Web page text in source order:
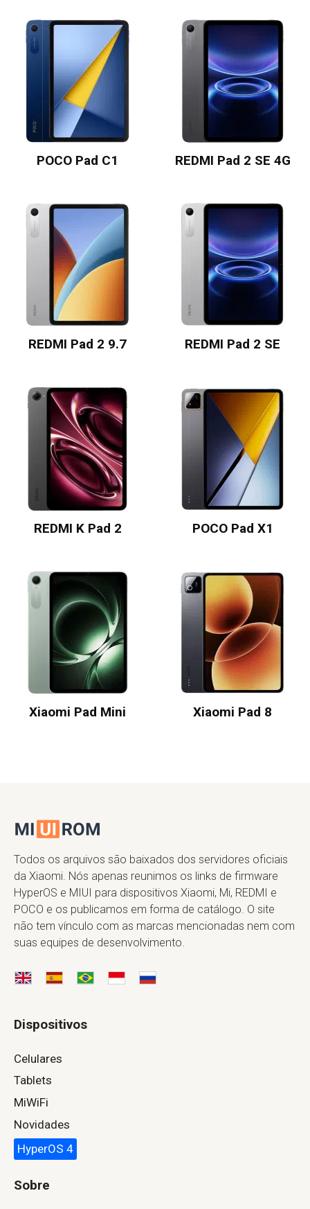
POCO Pad C1 REDMI Pad 2 SE 4G
REDMI Pad 2 9.7 REDMI Pad 2 SE
REDMI K Pad 2 POCO Pad X1
Xiaomi Pad Mini Xiaomi Pad 8
Todos os arquivos são baixados dos servidores oficiais
da Xiaomi. Nós apenas reunimos os links de firmware
HyperOS e MIUI para dispositivos Xiaomi, Mi, REDMI e
POCO e os publicamos em forma de catálogo. O site
não tem vínculo com as marcas mencionadas nem com
suas equipes de desenvolvimento.
Dispositivos
Celulares
Tablets
MiWiFi
Novidades
HyperOS 4
Sobre